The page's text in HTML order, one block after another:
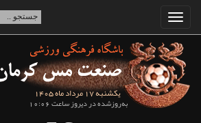
یکشنبه 17 مرداد ماه 1405
به‌روزشده در دیروز ساعت 10:06